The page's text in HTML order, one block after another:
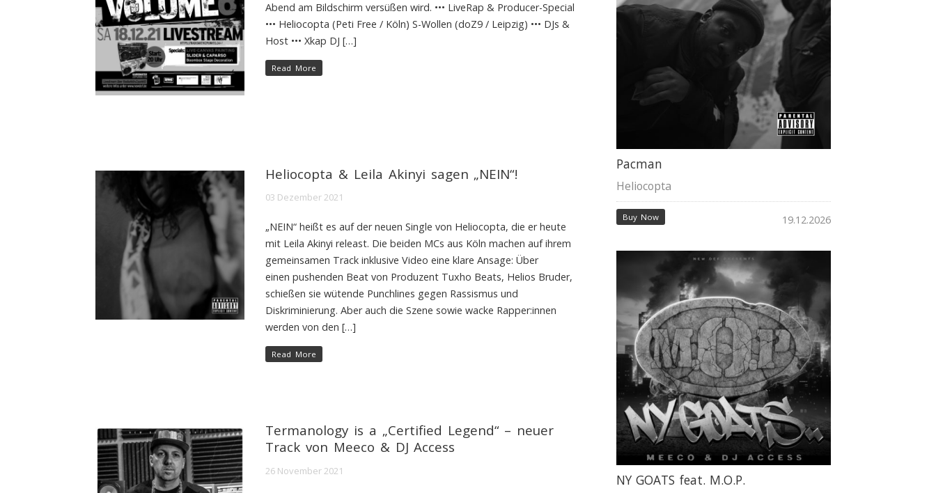
Abend am Bildschirm versüßen wird. ••• LiveRap & Producer-Special
••• Heliocopta (Peti Free / Köln) S-Wollen (doZ9 / Leipzig) ••• DJs &
Host ••• Xkap DJ […]
Read More
Heliocopta & Leila Akinyi sagen „NEIN“!
03 Dezember 2021
„NEIN“ heißt es auf der neuen Single von Heliocopta, die er heute
mit Leila Akinyi releast. Die beiden MCs aus Köln machen auf ihrem
gemeinsamen Track inklusive Video eine klare Ansage: Über
einen pushenden Beat von Produzent Tuxho Beats, Helios Bruder,
schießen sie wütende Punchlines gegen Rassismus und
Diskriminierung. Aber auch die Szene sowie wacke Rapper:innen
werden von den […]
Read More
Termanology is a „Certified Legend“ – neuer
Track von Meeco & DJ Access
26 November 2021
Pacman
Heliocopta
Buy Now 19.12.2026
NY GOATS feat. M.O.P.